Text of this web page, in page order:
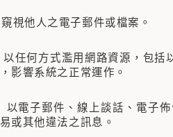
人之電子郵件或檔案。
式濫用網路資源，包括以電
影響系統之正常運作。
件、線上談話、電子佈告
或其他違法之訊息。